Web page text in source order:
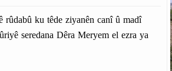
ku têde ziyanên canî û madî
seredana Dêra Meryem el ezra ya